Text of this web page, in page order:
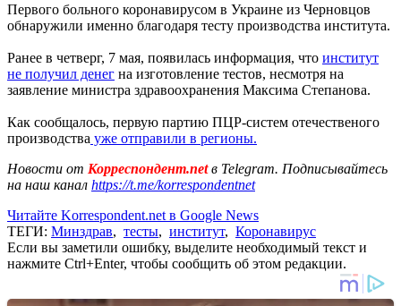
Первого больного коронавирусом в Украине из Черновцов
обнаружили именно благодаря тесту производства института.
Ранее в четверг, 7 мая, появилась информация, что институт
не получил денег на изготовление тестов, несмотря на
заявление министра здравоохранения Максима Степанова.
Как сообщалось, первую партию ПЦР-систем отечественого
производства уже отправили в регионы.
Новости от Корреспондент.netв Telegram. Подписывайтесь
на наш канал https://t.me/korrespondentnet
Читайте Korrespondent.net в Google News
ТЕГИ: Минздрав, тесты, институт, Коронавирус
Если вы заметили ошибку, выделите необходимый текст и
нажмите Ctrl+Enter, чтобы сообщить об этом редакции.